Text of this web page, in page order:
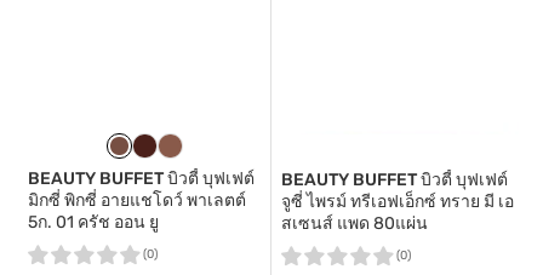
BEAUTY BUFFETบิวตี้ บุฟเฟต์
มิกซี่ พิกซี่ อายแชโดว์ พาเลตต์
5ก. 01 ครัช ออน ยู
(0)
BEAUTY BUFFETบิวตี้ บุฟเฟต์
จูซี่ ไพรม์ ทรีเอฟเอ็กซ์ ทราย มี เอ
สเซนส์ แพด 80แผ่น
(0)